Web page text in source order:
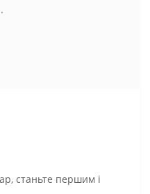
станьте першим і